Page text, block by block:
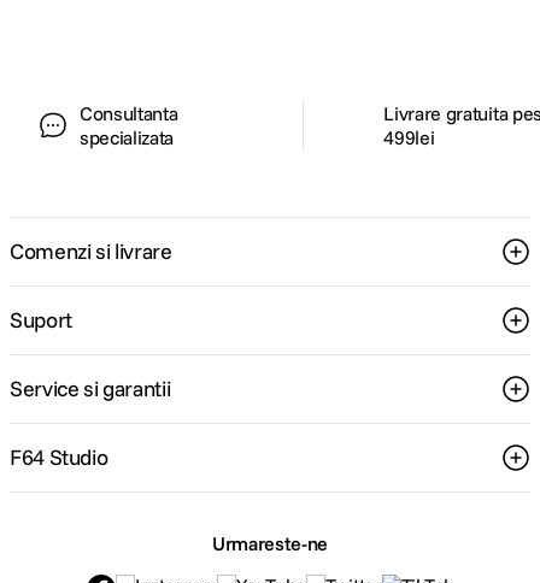
Consultanta
specializata
Livrare gratuita
499lei
Comenzi si livrare
Suport
Service si garantii
F64 Studio
Urmareste-ne